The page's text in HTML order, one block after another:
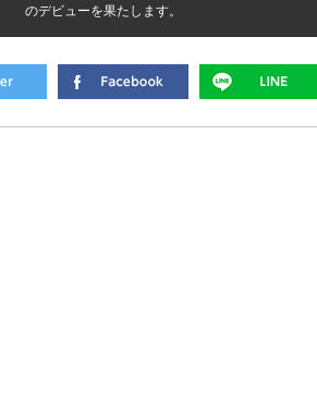
のデビューを果たします。